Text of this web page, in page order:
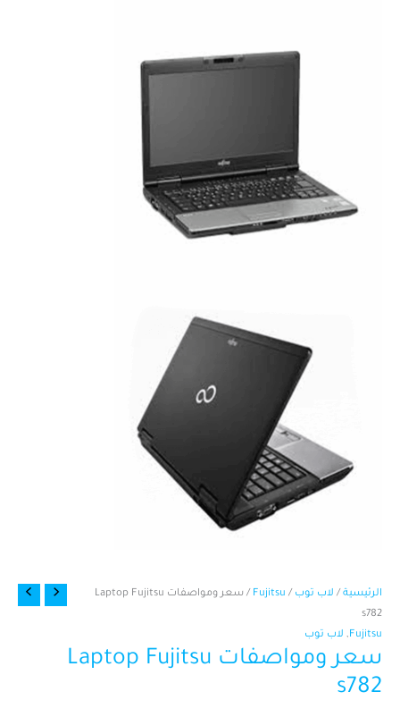
الرئيسية / لاب توب /
Fujitsu
/ سعر ومواصفات Laptop Fujitsu
s782
Fujitsu
, لاب توب
سعر ومواصفات Laptop Fujitsu
s782
كمية
سعر
ومواصفات
Laptop
Fujitsu
s782